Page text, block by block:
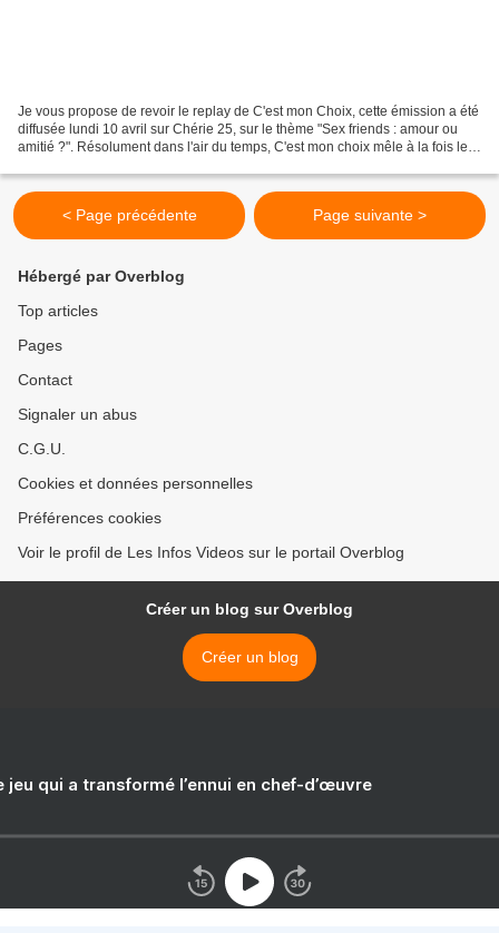
Je vous propose de revoir le replay de C'est mon Choix, cette émission a été
diffusée lundi 10 avril sur Chérie 25, sur le thème "Sex friends : amour ou
amitié ?". Résolument dans l'air du temps, C'est mon choix mêle à la fois le
< Page précédente Page suivante >
Hébergé par Overblog
Top articles
Pages
Contact
Signaler un abus
C.G.U.
Cookies et données personnelles
Préférences cookies
Voir le profil de Les Infos Videos sur le portail Overblog
Créer un blog sur Overblog
Créer un blog
jeu qui a transformé l’ennui en chef-d’œuvre